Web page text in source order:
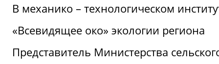
В механико – технологическом
«Всевидящее око» экологии региона
Представитель Министерства